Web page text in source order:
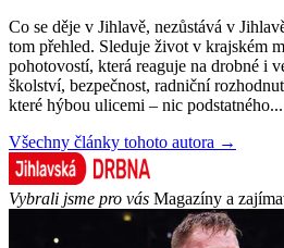
Co se děje v Jihlavě, nezůstává v
tom přehled. Sleduje život v krajském
pohotovostí, která reaguje na drobné i
školství, bezpečnost, radniční
které hýbou ulicemi – nic podstatného...
Všechny články tohoto autora →
Vybrali jsme pro vás Magazíny a